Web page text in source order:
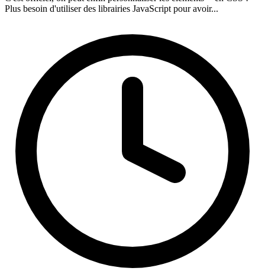
Plus besoin d'utiliser des librairies JavaScript pour avoir...